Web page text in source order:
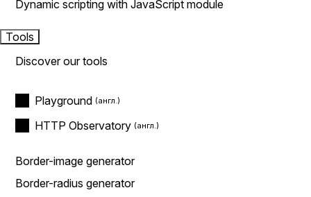
Dynamic scripting with JavaScript module
Tools
Discover our tools
Playground
HTTP Observatory
Border-image generator
Border-radius generator